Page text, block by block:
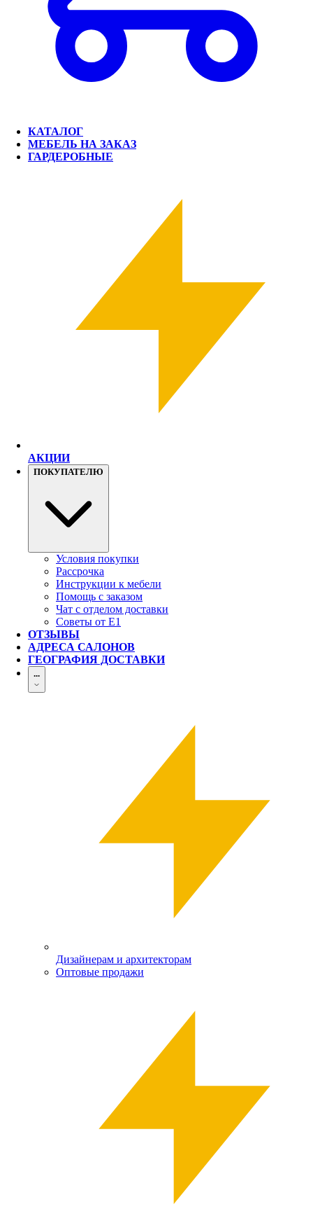
КАТАЛОГ
МЕБЕЛЬ НА ЗАКАЗ
ГАРДЕРОБНЫЕ
АКЦИИ
ПОКУПАТЕЛЮ
Условия покупки
Рассрочка
Инструкции к мебели
Помощь с заказом
Чат с отделом доставки
Советы от Е1
ОТЗЫВЫ
АДРЕСА САЛОНОВ
ГЕОГРАФИЯ ДОСТАВКИ
...
Дизайнерам и архитекторам
Оптовые продажи